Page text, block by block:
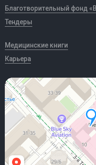
Благотворительный фонд
Тендеры
Медицинские книги
Карьера